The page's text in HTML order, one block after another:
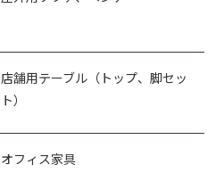
店舗用テーブル（トップ、脚セッ
ト）
オフィス家具